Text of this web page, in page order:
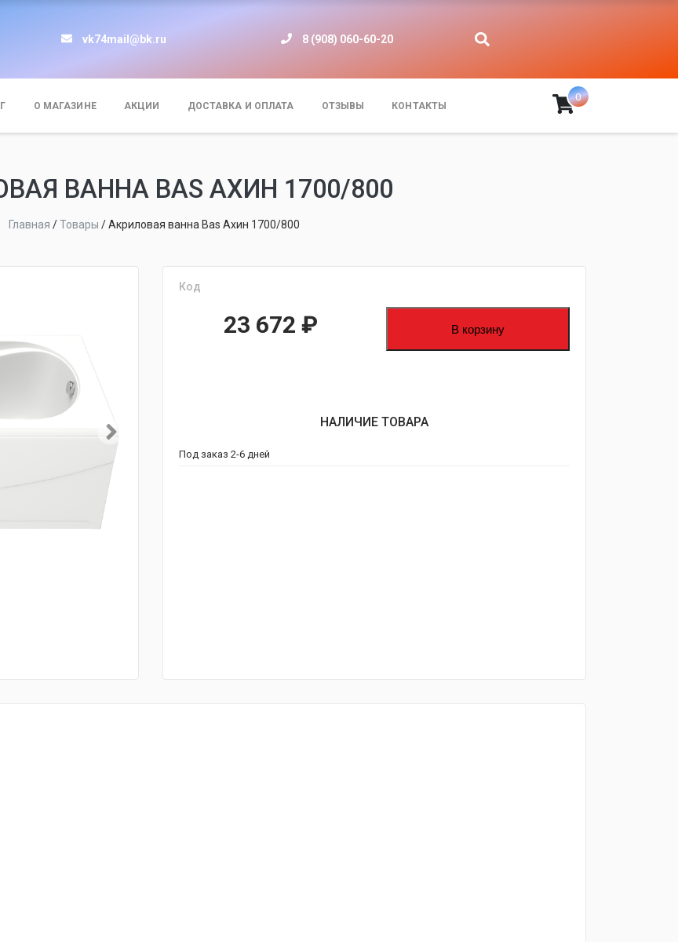
vk74mail@bk.ru 8 (908) 060-60-20
О МАГАЗИНЕ АКЦИИ ДОСТАВКА И ОПЛАТА ОТЗЫВЫ КОНТАКТЫ
0
ВАННА BAS АХИН 1700/800
Главная /Товары /Акриловая ванна Bas Ахин 1700/800
Код
23 672 ₽ В корзину
НАЛИЧИЕ ТОВАРА
Под заказ 2-6 дней